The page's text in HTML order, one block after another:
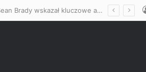
Zdecydowanie faworyzuje Mateusza Gamrota, nie wyklucza skończenia! Sean Brady wskazał kluczowe atuty Polaka przed starciem z Quillanem Salkilldem